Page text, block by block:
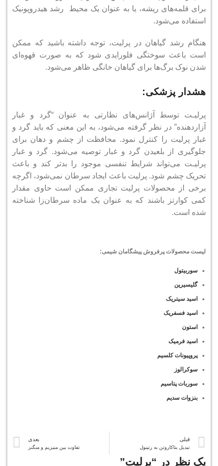
برای قلمه‌های ریشه، یا به عنوان یک محیط رشد هیدروپونیک
استفاده می‌شود.
هنگام رشد گیاهان در پرلیت، توجه داشته باشید که ممکن
است باعث سوختگی فلورایدی شود که به صورت قهوه‌ای
شدن نوک برگ‌ها برای گیاهان خانگی ظاهر می‌شود.
هشدار پزشکی:
پرلیـت توسط آژانس‌های نظارتی به عنوان “گرد و غبار
آزاردهنده” در نظر گرفته می‌شود، به این معنی که باید گرد و
غبار پرلیت را کنترل نمود. محافظت از چشم و دهان برای
جلوگیری از بلعیدن گرد و غبار توصیه می‌شود. گرد و غبار
پرلیـت می‌تواند شرایط تنفسی موجود را بدتر کند و باعث
تحریک چشم شود. پرلیت باعث ایجاد سرطان نمی‌شود، اگرچه
برخی از محصولات پرلیت تجاری ممکن است حاوی مقدار
کمی کوارتز باشند که به عنوان یک ماده سرطان‌زا شناخته
شده است.
لیست محصولات پرفروش پیشگامان شیمی:
سوربیتول
گلیسیرین
اسید سیتریک
اسید فسفریک
استون
اسید فرمیک
پروپیونات کلسیم
سوکرالوز
سوربات پتاسیم
بنزوات سدیم
قبلی
تبدیل بتاکاروتن به رتینول
بعدی
تفاوت بین منیزیم و منگنز
یک نظر در “پرلیت”